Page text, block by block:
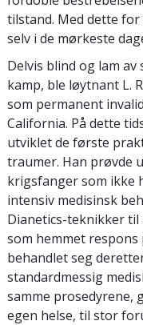
tilstand. Med dette
selv i de mørkeste
Delvis blind og lam
kamp, ble løytnant L.
som permanent
California. På dette
utviklet de første
traumer. Han prøvde
krigsfanger som ikke
intensiv medisinsk
Dianetics-teknikker
som hemmet respons
behandlet seg
standardmessig
samme prosedyrene,
egen helse, til stor